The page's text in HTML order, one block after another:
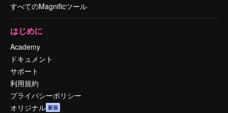
すべてのMagnificツール
はじめに
Academy
ドキュメント
サポート
利用規約
プライバシーポリシー
オリジナル 新規